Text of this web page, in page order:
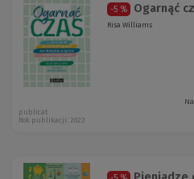
-5 % Ogarnąć
Risa Williams
publicat
Rok publikacji: 2022